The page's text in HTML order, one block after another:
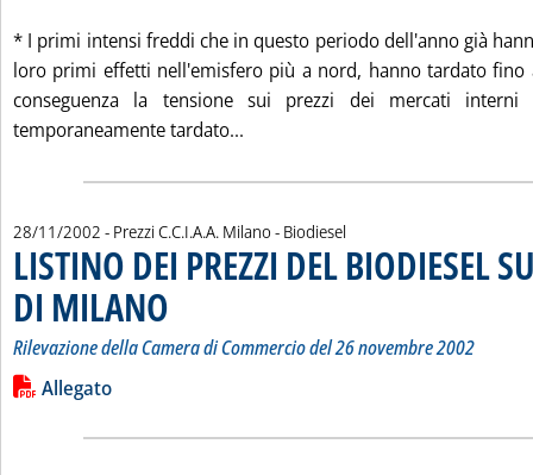
* I primi intensi freddi che in questo periodo dell'anno già
loro primi effetti nell'emisfero più a nord, hanno tardato fino
conseguenza la tensione sui prezzi dei mercati interni
temporaneamente tardato...
28/11/2002 - Prezzi C.C.I.A.A. Milano - Biodiesel
LISTINO DEI PREZZI DEL BIODIESEL
DI MILANO
Rilevazione della Camera di Commercio del 26 novembre 2002
Leggi tutta la notizia: 'LISTINO DEI PREZZI DEL BIODIESEL
Lista allegati PDF alla notizia
Allegato